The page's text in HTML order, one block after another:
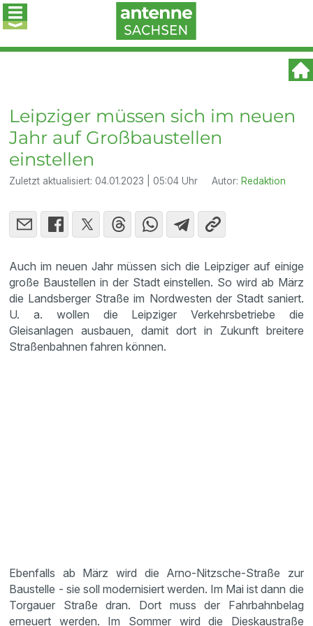
Leipziger müssen sich im neuen
Jahr auf Großbaustellen
einstellen
Zuletzt aktualisiert:04.01.2023 | 05:04 Uhr Autor: Redaktion
Auch im neuen Jahr müssen sich die Leipziger auf einige
große Baustellen in der Stadt einstellen. So wird ab März
die Landsberger Straße im Nordwesten der Stadt saniert.
U. a. wollen die Leipziger Verkehrsbetriebe die
Gleisanlagen ausbauen, damit dort in Zukunft breitere
Straßenbahnen fahren können.
Ebenfalls ab März wird die Arno-Nitzsche-Straße zur
Baustelle - sie soll modernisiert werden. Im Mai ist dann die
Torgauer Straße dran. Dort muss der Fahrbahnbelag
erneuert werden. Im Sommer wird die Dieskaustraße